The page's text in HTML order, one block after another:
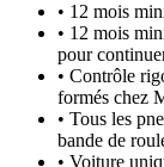
• 12 mois
• 12 mois
pour
• Contrôle
formés chez
• Tous les
bande de
• Voiture